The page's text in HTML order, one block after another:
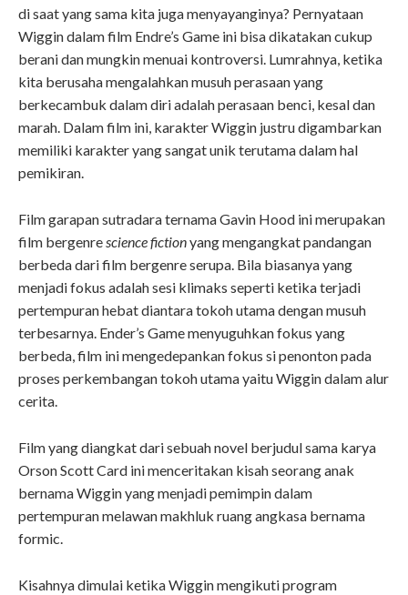
di saat yang sama kita juga menyayanginya? Pernyataan
Wiggin dalam film Endre’s Game ini bisa dikatakan cukup
berani dan mungkin menuai kontroversi. Lumrahnya, ketika
kita berusaha mengalahkan musuh perasaan yang
berkecambuk dalam diri adalah perasaan benci, kesal dan
marah. Dalam film ini, karakter Wiggin justru digambarkan
memiliki karakter yang sangat unik terutama dalam hal
pemikiran.
Film garapan sutradara ternama Gavin Hood ini merupakan
film bergenrescience fictionyang mengangkat pandangan
berbeda dari film bergenre serupa. Bila biasanya yang
menjadi fokus adalah sesi klimaks seperti ketika terjadi
pertempuran hebat diantara tokoh utama dengan musuh
terbesarnya. Ender’s Game menyuguhkan fokus yang
berbeda, film ini mengedepankan fokus si penonton pada
proses perkembangan tokoh utama yaitu Wiggin dalam alur
cerita.
Film yang diangkat dari sebuah novel berjudul sama karya
Orson Scott Card ini menceritakan kisah seorang anak
bernama Wiggin yang menjadi pemimpin dalam
pertempuran melawan makhluk ruang angkasa bernama
formic.
Kisahnya dimulai ketika Wiggin mengikuti program